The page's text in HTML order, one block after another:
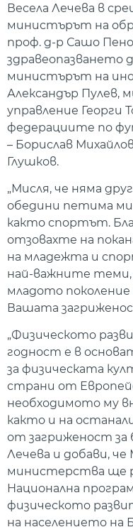
Весела Лечева в
министърът на
проф. д-р Сашо
здравеопазването
министърът на
Александър Пулев,
управление Георги
федерациите по
– Борислав
Глушков.
„Мисля, че няма
обедини петима
както спортът.
отзовахте на
на младежта и
най-важните теми,
младото поколение
Вашата
„Физическото
годност е в
за физическата
страни от
необходимото му
както и на
от загриженост за
Лечева и добави,
министерства ще
Национална
физическото
на населението на